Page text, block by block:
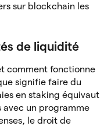
sur blockchain les
de liquidité
comment fonctionne
signifie faire du
en staking équivaut
un programme
le droit de